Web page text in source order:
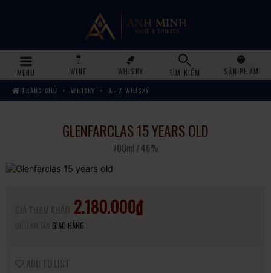
MENU WINE WHISKY TÌM KIẾM
SẢN PHẨM
TRANG CHỦ
WHISKY A - Z WHISKY
GLENFARCLAS 15 YEARS OLD
700ml / 46%
2.180.000₫
GIAO HÀNG
ADD TO LIST